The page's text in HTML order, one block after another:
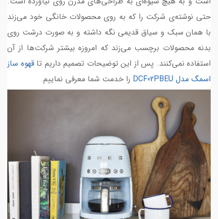
حتی نوشته‌ی شرکت را که به روی محصولات خانگی خود می‌زند
با همان سبک و سیاق قدیمی نگه داشته و به صورت درشت روی
بدنه محصولات برچسب می‌زند که امروزه بیشتر شرکت‌ها از آن
استفاده نمی‌کنند. پس از این توضیحات تصمیم داریم تاقهوه ساز
اسمگ مدل DCF02PBEU
را خدمت شما معرفی نماییم.